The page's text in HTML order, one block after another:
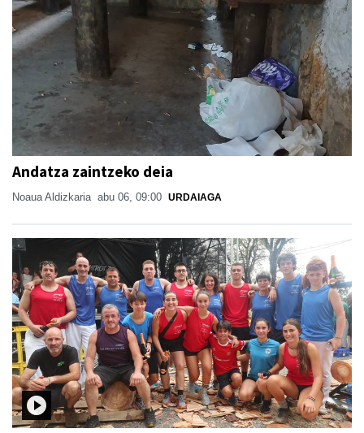
Andatza zaintzeko deia
Noaua Aldizkaria abu 06, 09:00 URDAIAGA